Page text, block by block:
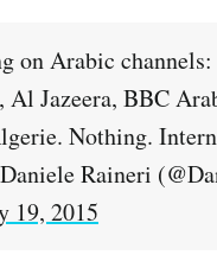
on Arabic
Al Jazeera, BBC
Nothing.
Raineri
19, 2015